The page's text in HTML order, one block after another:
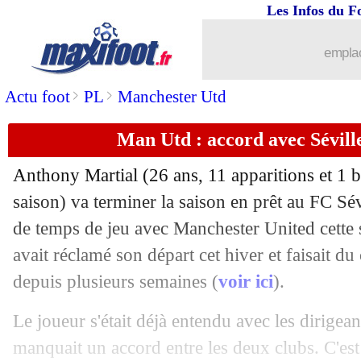
Actu foot> PL > Manchester Utd
Les Infos du
Man Utd : accord avec
Anthony Martial (26 ans, 11 apparitions et 1
saison) va terminer la saison en prêt au FC
de temps de jeu avec Manchester United
avait réclamé son départ cet hiver et faisait
depuis plusieurs semaines (voir ici).
Le joueur s'était déjà entendu avec les
manquait un accord entre les deux clubs.
Salzbourg
25/01 PSG
25/01 Chelsea: Azpilicueta devrait signer
25/01 Juve : accord avec la Fiorentina
25/01 Comores: Juillard dézingue la CAF
25/01 PSG: Morientes envoie Mbappé au
25/01 OM: Milik, la Fiorentina a une autre